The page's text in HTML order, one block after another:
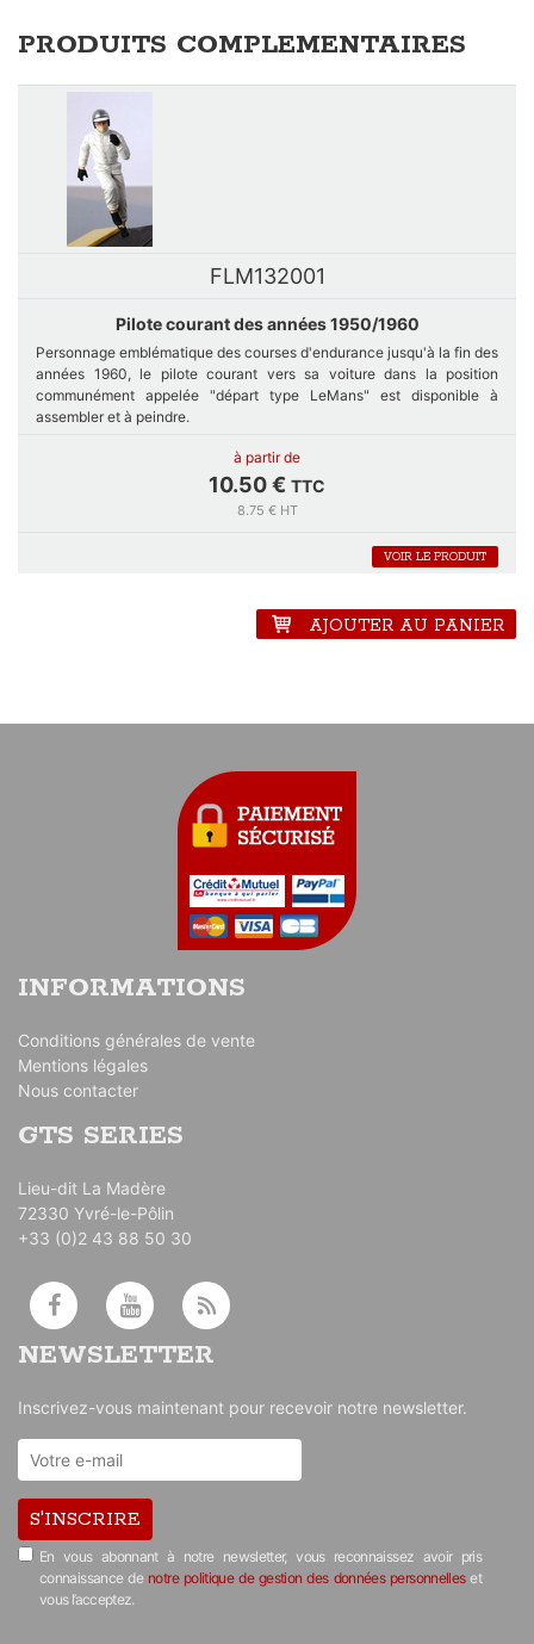
PRODUITS COMPLEMENTAIRES
FLM132001
Pilote courant des années 1950/1960
Personnage emblématique des courses d'endurance jusqu'à la fin des
années 1960, le pilote courant vers sa voiture dans la position
communément appelée "départ type LeMans" est disponible à
assembler et à peindre.
Existe au 1/32, 1/24 , 1/18, 1/43ème et en 200mm
à partir de
10.50 € TTC
8.75 € HT
VOIR LE PRODUIT
AJOUTER AU PANIER
INFORMATIONS
Conditions générales de vente
Mentions légales
Nous contacter
GTS SERIES
Lieu-dit La Madère
72330 Yvré-le-Pôlin
+33 (0)2 43 88 50 30
NEWSLETTER
Inscrivez-vous maintenant pour recevoir notre newsletter.
S'INSCRIRE
En vous abonnant à notre newsletter, vous reconnaissez avoir pris
connaissance de notre politique de gestion des données personnelleset
vous l’acceptez.